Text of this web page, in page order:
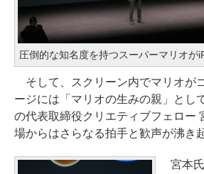
圧倒的な知名度を持つスーパーマリオが
そして、スクリーン内でマリオが
ージには「マリオの生みの親」とし
の代表取締役クリエティブフェロー
場からはさらなる拍手と歓声が沸き
宮本氏